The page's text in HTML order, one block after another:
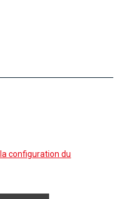
configuration du